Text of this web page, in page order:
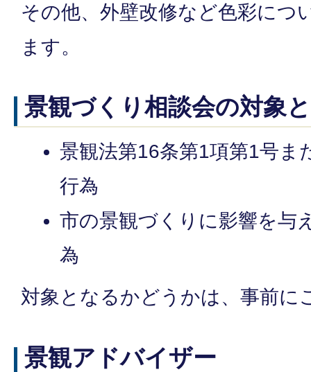
その他、外壁改修など色彩につ
ます。
景観づくり相談会の対象
景観法第16条第1項第1号ま
行為
市の景観づくりに影響を与
為
対象となるかどうかは、事前に
景観アドバイザー